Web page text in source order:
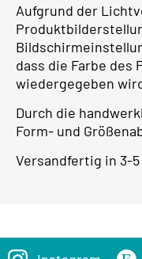
Aufgrund der
dass die Farbe
wiedergegeben
Durch die
Form- und
Versandfertig in 3-